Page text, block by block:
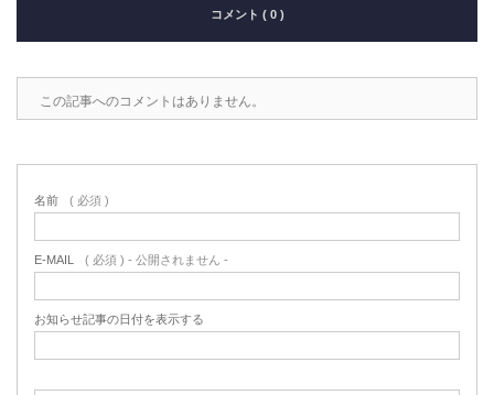
コメント ( 0 )
この記事へのコメントはありません。
名前 ( 必須 )
E-MAIL ( 必須 ) - 公開されません -
お知らせ記事の日付を表示する